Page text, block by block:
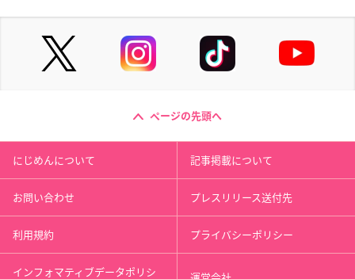
ページの先頭へ
にじめんについて 記事掲載について
お問い合わせ プレスリリース送付先
利用規約 プライバシーポリシー
インフォマティブデータポリシ